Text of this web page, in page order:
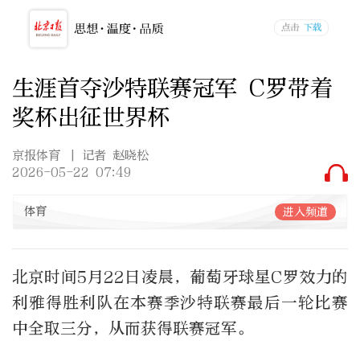
生涯首夺沙特联赛冠军 C罗带着
奖杯出征世界杯
京报体育
| 记者 赵晓松
2026-05-22 07:49
体育 进入频道
北京时间5月22日凌晨，葡萄牙球星C罗效力的
利雅得胜利队在本赛季沙特联赛最后一轮比赛
中全取三分，从而获得联赛冠军。